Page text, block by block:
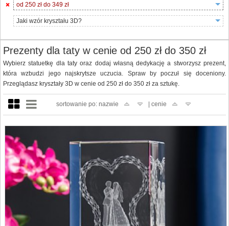
od 250 zł do 349 zł
Jaki wzór kryształu 3D?
Prezenty dla taty w cenie od 250 zł do 350 zł
Wybierz statuetkę dla taty oraz dodaj własną dedykację a stworzysz prezent,
która wzbudzi jego najskrytsze uczucia. Spraw by poczuł się doceniony.
Przeglądasz kryształy 3D w cenie od 250 zł do 350 zł za sztukę.
sortowanie po: nazwie | cenie